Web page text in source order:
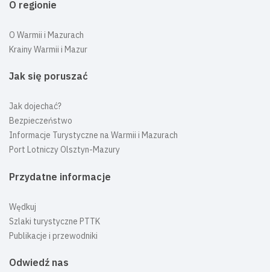
O regionie
O Warmii i Mazurach
Krainy Warmii i Mazur
Jak się poruszać
Jak dojechać?
Bezpieczeństwo
Informacje Turystyczne na Warmii i Mazurach
Port Lotniczy Olsztyn-Mazury
Przydatne informacje
Wędkuj
Szlaki turystyczne PTTK
Publikacje i przewodniki
Odwiedź nas